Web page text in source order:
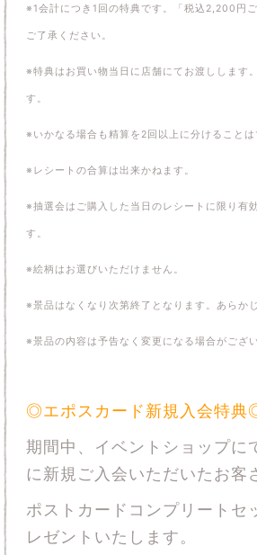
※1会計につき1回の特典です。「税込2,200円
ご了承ください。
※特典はお買い物当日に店舗にてお渡しします
す。
※いかなる場合も精算を2回以上に分けることは
※レシートの合算は出来かねます。
※抽選会はご購入した当日のレシートに限り有
す。
※絵柄はお選びいただけません。
※景品はなくなり次第終了となります。あらか
※景品の内容は予告なく変更になる場合がござい
◎エポスカード新規入会特典
期間中、イベントショップに
に新規ご入会いただいたお客
ポストカードコンプリート
レゼントいたします。